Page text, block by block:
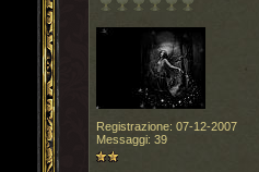
Registrazione: 07-12-2007
Messaggi: 39